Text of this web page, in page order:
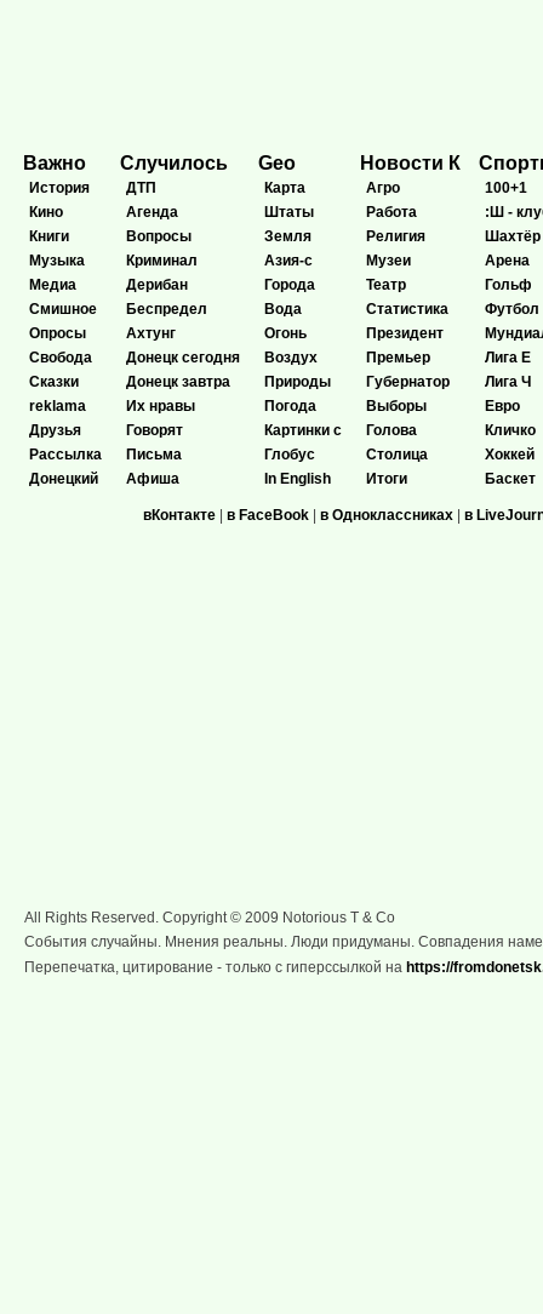
Важно
История
Кино
Книги
Музыка
Медиа
Смишное
Опросы
Свобода
Сказки
reklama
Друзья
Рассылка
Донецкий
Случилось
ДТП
Агенда
Вопросы
Криминал
Дерибан
Беспредел
Ахтунг
Донецк сегодня
Донецк завтра
Их нравы
Говорят
Письма
Афиша
Geo
Карта
Штаты
Земля
Азия-с
Города
Вода
Огонь
Воздух
Природы
Погода
Картинки с
Глобус
In English
Новости К
Агро
Работа
Религия
Музеи
Театр
Статистика
Президент
Премьер
Губернатор
Выборы
Голова
Столица
Итоги
100+1
:Ш -
Шахтёр
Арена
Гольф
Футбол
Лига Е
Лига Ч
Евро
Кличко
Хоккей
Баскет
вКонтакте | в FaceBook | в Одноклассниках | в
All Rights Reserved. Copyright © 2009 Notorious T & Co
События случайны. Мнения реальны. Люди придуманы. Совпадения
Перепечатка, цитирование - только с гиперссылкой на https://